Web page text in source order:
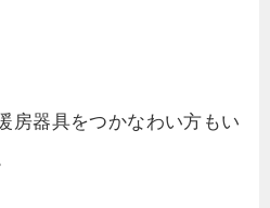
房器具をつかなわい方もい